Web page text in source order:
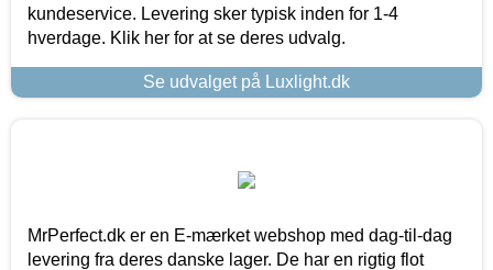
kundeservice. Levering sker typisk inden for 1-4
hverdage. Klik her for at se deres udvalg.
Se udvalget på Luxlight.dk
MrPerfect.dk er en E-mærket webshop med dag-til-dag
levering fra deres danske lager. De har en rigtig flot